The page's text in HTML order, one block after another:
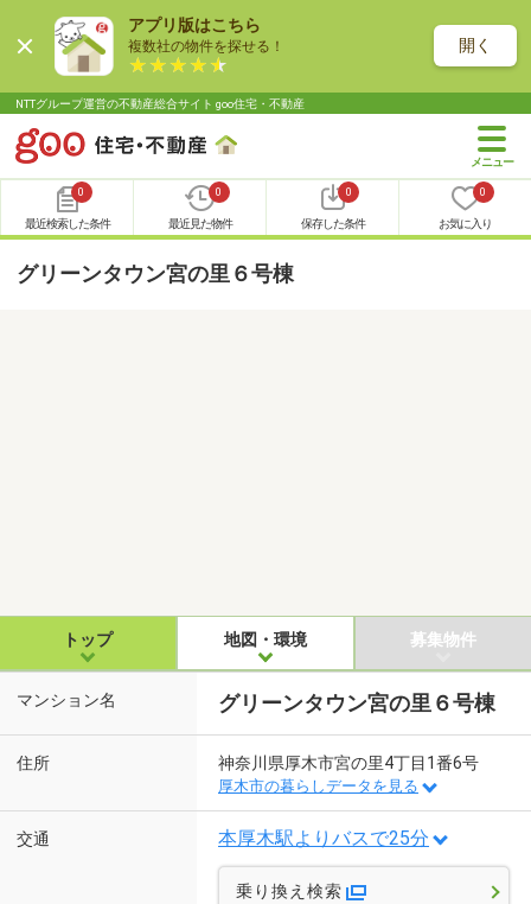
アプリ版はこちら
複数社の物件を探せる！ 開く
NTTグループ運営の不動産総合サイト goo住宅・不動産
0
最近検索した条件
0
最近見た物件
0
保存した条件
0
お気に入り
グリーンタウン宮の里６号棟
トップ 地図・環境 募集物件
マンション名 グリーンタウン宮の里６号棟
住所 神奈川県厚木市宮の里4丁目1番6号
厚木市の暮らしデータを見る
交通 本厚木駅よりバスで25分
乗り換え検索